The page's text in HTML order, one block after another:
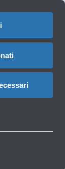
CAMBIA
Carrello